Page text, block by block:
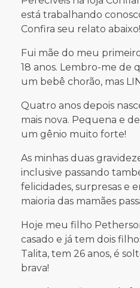
felicidades, surpresas e
maioria das mamães
​​​​​​​Hoje meu filho
casado e já tem dois
Talita, tem 26 anos, é
Agradeço a Deus pela
deu. Petherson e Talita,
Amor de mãe é amor pra
Confiança
colaboradoras e clientes
MÃES!